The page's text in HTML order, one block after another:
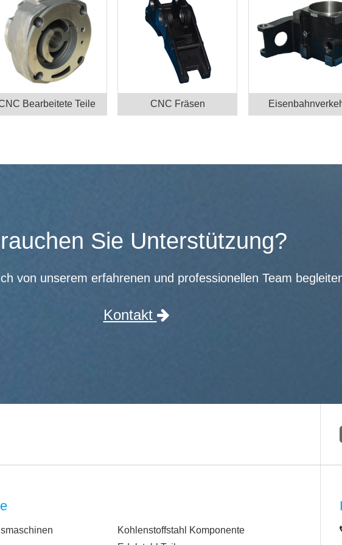
Bearbeitete Teile CNC Fräsen
Sie Unterstützung?
von unserem erfahrenen und professionellen Team
Kontakt
Kohlenstoffstahl Komponente